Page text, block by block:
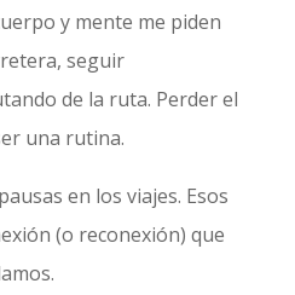
y mente me piden
seguir
de la ruta. Perder el
una rutina.
en los viajes. Esos
(o reconexión) que